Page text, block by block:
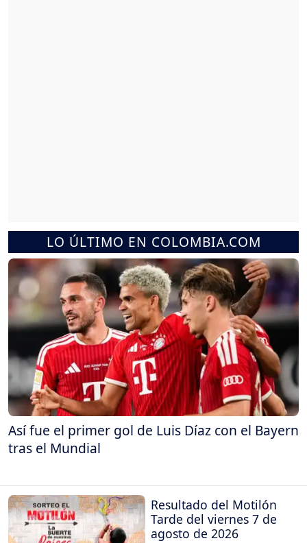
LO ÚLTIMO EN COLOMBIA.COM
Así fue el primer gol de Luis Díaz con el Bayern
tras el Mundial
Resultado del Motilón
Tarde del viernes 7 de
agosto de 2026